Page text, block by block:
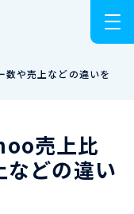
や売上などの違いを
売上比
などの違い